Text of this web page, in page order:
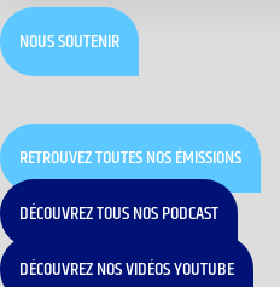
NOUS SOUTENIR
RETROUVEZ TOUTES NOS ÉMISSIONS
DÉCOUVREZ TOUS NOS PODCAST
DÉCOUVREZ NOS VIDÉOS YOUTUBE